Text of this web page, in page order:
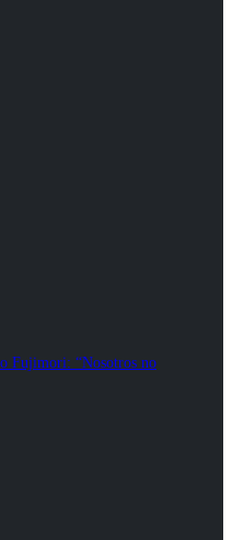
Fujimori: “Nosotros no